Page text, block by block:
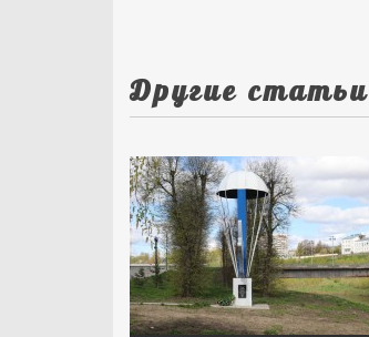
Другие статьи